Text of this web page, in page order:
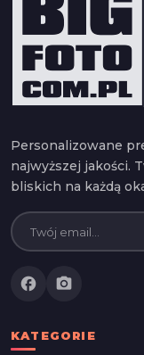
Personalizowane
najwyższej jakości.
bliskich na każdą
facebook photo_camera
KATEGORIE